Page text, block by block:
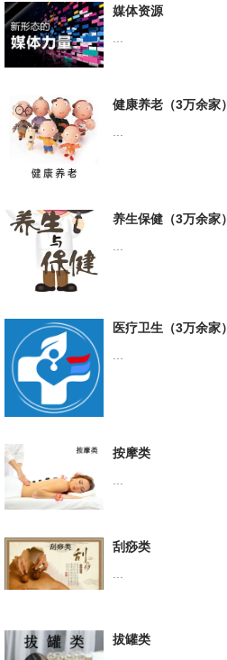
媒体资源
...
健康养老（3万余家）
养生保健（3万余家）
医疗卫生（3万余家）
按摩类
...
刮痧类
拔罐类